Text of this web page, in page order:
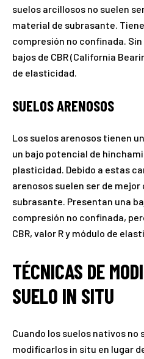
suelos arcillosos no suelen
material de subrasante.
compresión no confinada.
bajos de CBR (California
de elasticidad.
SUELOS ARENOSOS
Los suelos arenosos tienen
un bajo potencial de
plasticidad. Debido a estas
arenosos suelen ser de
subrasante. Presentan una
compresión no confinada,
CBR, valor R y módulo de
TÉCNICAS DE
SUELO IN SITU
Cuando los suelos nativos no
modificarlos in situ en lugar